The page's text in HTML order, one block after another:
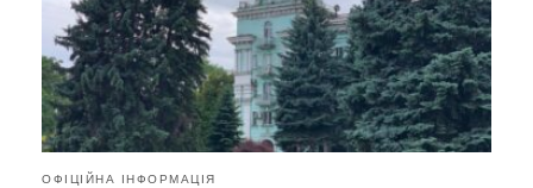
ОФІЦІЙНА ІНФОРМАЦІЯ